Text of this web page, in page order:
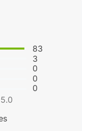
83
3
0
0
0
5.0